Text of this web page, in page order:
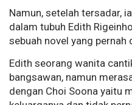
Namun, setelah tersadar,
dalam tubuh Edith
sebuah novel yang pernah
Edith seorang wanita
bangsawan, namun
dengan Choi Soona yaitu